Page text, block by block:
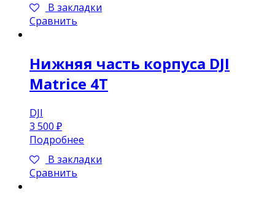
В закладки
Сравнить
Нижняя часть корпуса DJI
Matrice 4T
DJI
3 500 ₽
Подробнее
В закладки
Сравнить